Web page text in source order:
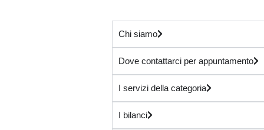
Chi siamo
Dove contattarci per appuntamento
I servizi della categoria
I bilanci